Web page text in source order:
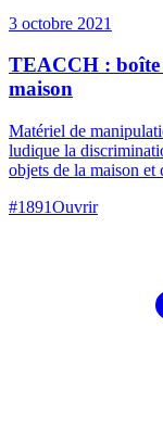
3 octobre 2021
TEACCH : boîte
maison
Matériel de
ludique la
objets de la maison et
#1891Ouvrir